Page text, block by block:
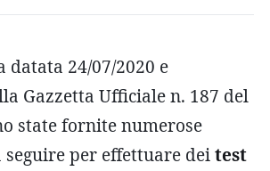
datata 24/07/2020 e
Gazzetta Ufficiale n. 187 del
state fornite numerose
per effettuare deitest